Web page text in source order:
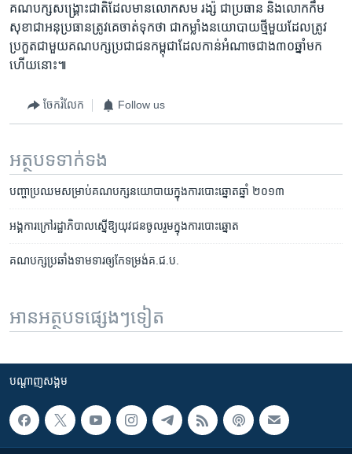
គណបក្ស​សង្គ្រោះជាតិ​ដែល​មាន​លោក​សម រង្ស៉ី​ ជាប្រធាន​ និង​លោកកឹម
សុខា​ជា​អនុប្រធាន​ត្រូវ​គេ​ចាត់​ទុក​ថា​ ជា​កម្លាំង​នយោបាយ​ថ្មីមួយ​ដែល​ត្រូវ​
ប្រកួត​ជាមួយ​គណបក្ស​ប្រជាជន​កម្ពុជា​ដែល​កាន់​អំណាច​ជាង​៣០​ឆ្នាំ​មក​
ហើយ​នោះ៕
ចែករំលែក Follow us
អត្ថបទ​ទាក់ទង
បញ្ហា​ប្រឈម​សម្រាប់​គណបក្ស​នយោបាយ​ក្នុងការ​បោះឆ្នោត​ឆ្នាំ​ ២០១៣
អង្គការ​ក្រៅ​រដ្ឋាភិបាល​ស្នើ​ឱ្យ​យុវជន​ចូលរួម​ក្នុង​ការ​បោះឆ្នោត​
គណបក្សប្រឆាំងទាមទារឲ្យកែទម្រង់គ.ជ.ប.​
អានអត្ថបទផ្សេងៗទៀត
បណ្តាញ​សង្គម